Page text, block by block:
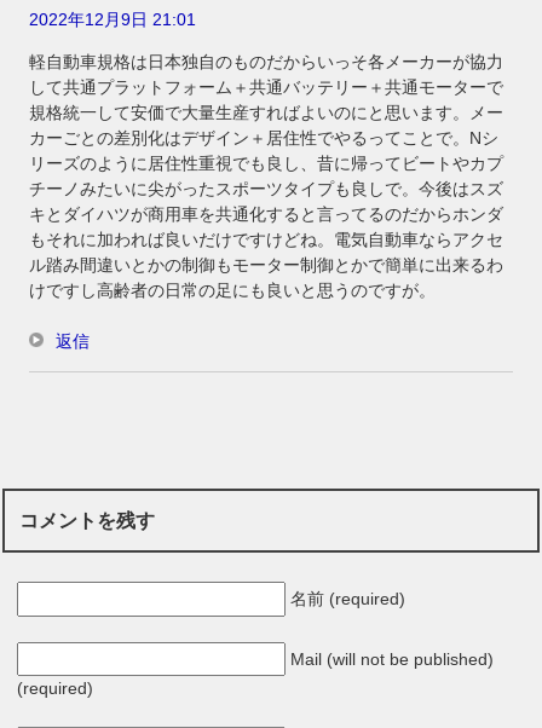
2022年12月9日 21:01
軽自動車規格は日本独自のものだからいっそ各メーカーが協力
して共通プラットフォーム＋共通バッテリー＋共通モーターで
規格統一して安価で大量生産すればよいのにと思います。メー
カーごとの差別化はデザイン＋居住性でやるってことで。Nシ
リーズのように居住性重視でも良し、昔に帰ってビートやカプ
チーノみたいに尖がったスポーツタイプも良しで。今後はスズ
キとダイハツが商用車を共通化すると言ってるのだからホンダ
もそれに加われば良いだけですけどね。電気自動車ならアクセ
ル踏み間違いとかの制御もモーター制御とかで簡単に出来るわ
けですし高齢者の日常の足にも良いと思うのですが。
返信
コメントを残す
名前 (required)
Mail (will not be published)
(required)